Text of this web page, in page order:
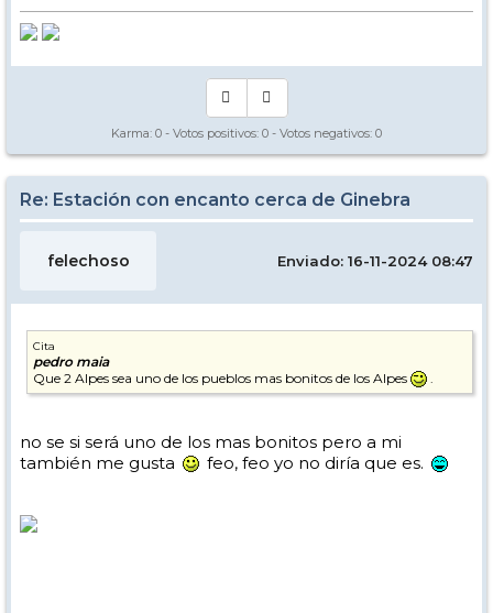
Karma: 0 - Votos positivos: 0 - Votos negativos: 0
Re: Estación con encanto cerca de Ginebra
felechoso Enviado: 16-11-2024 08:47
Cita
pedro maia
Que 2 Alpes sea uno de los pueblos mas bonitos de los Alpes
no se si será uno de los mas bonitos pero a mi
también me gusta
feo, feo yo no diría que es.